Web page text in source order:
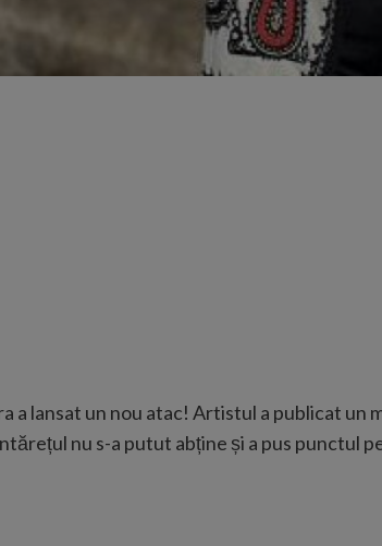
a lansat un nou atac! Artistul a publicat un
nu s-a putut abține și a pus punctul